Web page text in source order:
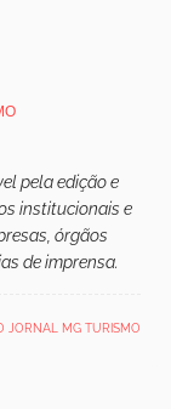
pela edição e
institucionais e
órgãos
de imprensa.
JORNAL MG TURISMO